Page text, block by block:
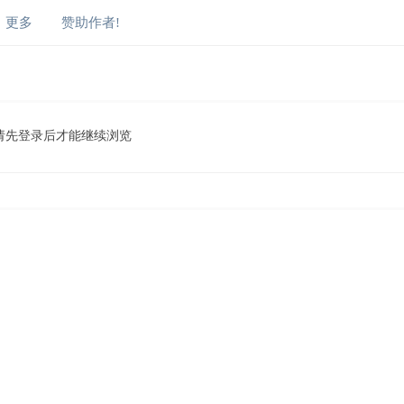
更多 赞助作者!
先登录后才能继续浏览